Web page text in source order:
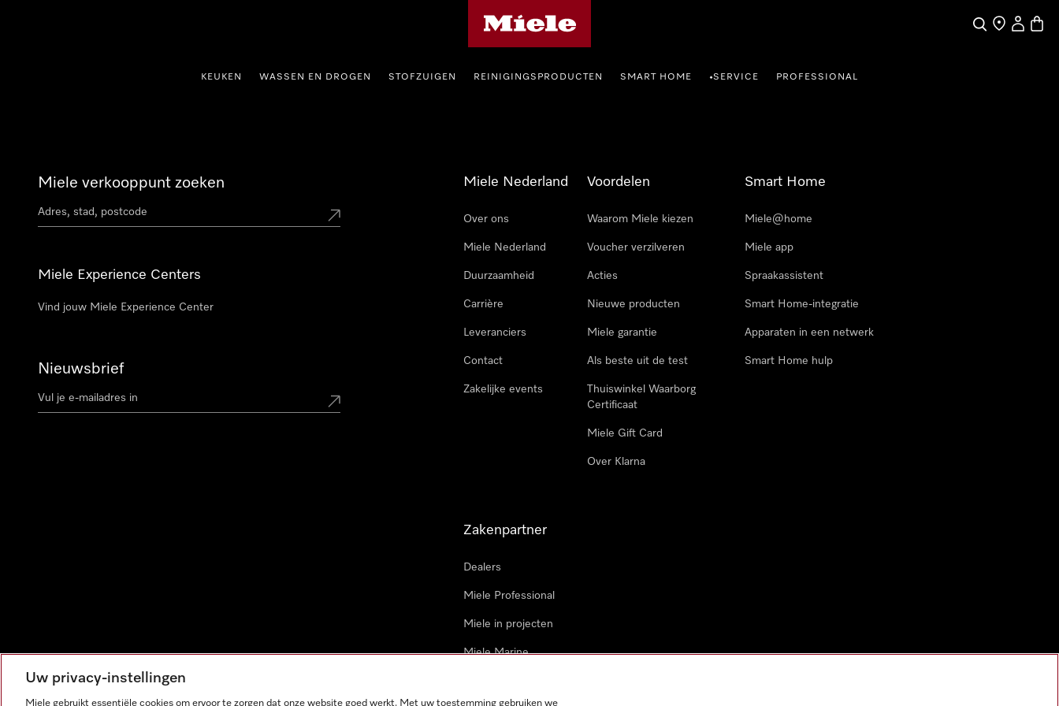
Wat zoek je?
Dealer zoeken
Mijn
KEUKEN WASSEN EN DROGEN STOFZUIGEN REINIGINGSPRODUCTEN SMART HOME •SERVICE PROFESSIONAL
Miele verkooppunt zoeken
Miele Experience Centers
Vind jouw Miele Experience Center
Nieuwsbrief
Miele Nederland
Over ons
Miele Nederland
Duurzaamheid
Carrière
Leveranciers
Contact
Zakelijke events
Voordelen
Waarom Miele kiezen
Voucher verzilveren
Acties
Nieuwe producten
Miele garantie
Als beste uit de test
Thuiswinkel Waarborg
Certificaat
Miele Gift Card
Over Klarna
Smart Home
Miele@home
Miele app
Spraakassistent
Smart Home-integratie
Apparaten in een netwerk
Smart Home hulp
Zakenpartner
Dealers
Miele Professional
Miele in projecten
Miele Marine
Uw privacy-instellingen
Miele gebruikt essentiële cookies om ervoor te zorgen dat onze website goed werkt. Met uw toestemming gebruiken we